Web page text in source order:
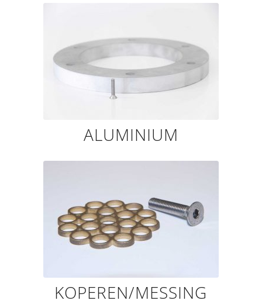
ALUMINIUM
KOPEREN/MESSING